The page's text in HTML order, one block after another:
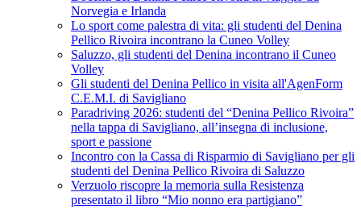
Norvegia e Irlanda
Lo sport come palestra di vita: gli studenti del Denina
Pellico Rivoira incontrano la Cuneo Volley
Saluzzo, gli studenti del Denina incontrano il Cuneo
Volley
Gli studenti del Denina Pellico in visita all'AgenForm
C.E.M.I. di Savigliano
Paradriving 2026: studenti del “Denina Pellico Rivoira”
nella tappa di Savigliano, all’insegna di inclusione,
sport e passione
Incontro con la Cassa di Risparmio di Savigliano per gli
studenti del Denina Pellico Rivoira di Saluzzo
Verzuolo riscopre la memoria sulla Resistenza
presentato il libro “Mio nonno era partigiano”